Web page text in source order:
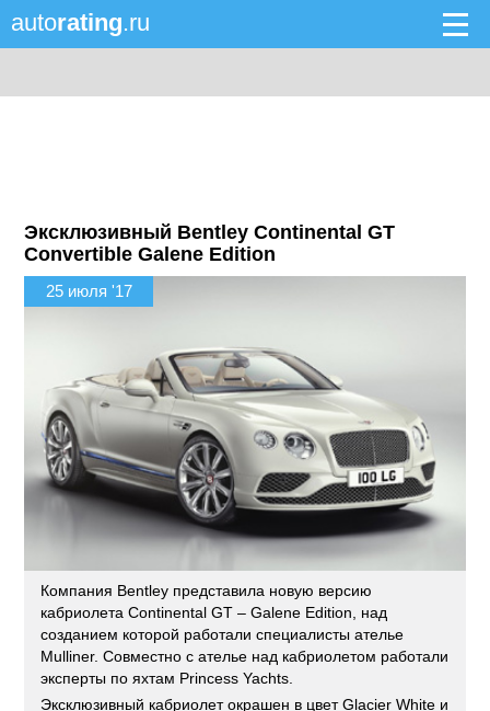
autorating.ru
Эксклюзивный Bentley Continental GT
Convertible Galene Edition
25 июля '17
Компания Bentley представила новую версию
кабриолета Continental GT – Galene Edition, над
созданием которой работали специалисты ателье
Mulliner. Совместно с ателье над кабриолетом работали
эксперты по яхтам Princess Yachts.
Эксклюзивный кабриолет окрашен в цвет Glacier White и